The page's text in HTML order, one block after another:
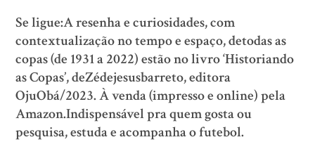
Se ligue:A resenha e curiosidades, com
contextualização no tempo e espaço, detodas as
copas (de 1931 a 2022) estão no livro ‘Historiando
as Copas’, deZédejesusbarreto, editora
OjuObá/2023. À venda (impresso e online) pela
Amazon.Indispensável pra quem gosta ou
pesquisa, estuda e acompanha o futebol.